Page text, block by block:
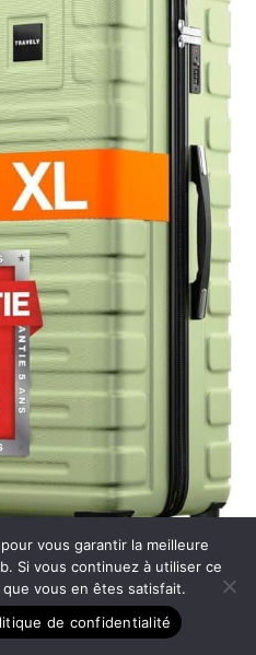
: robustesse et sécurité
vous garantir la meilleure
Si vous continuez à utiliser ce
vous en êtes satisfait.
de confidentialité